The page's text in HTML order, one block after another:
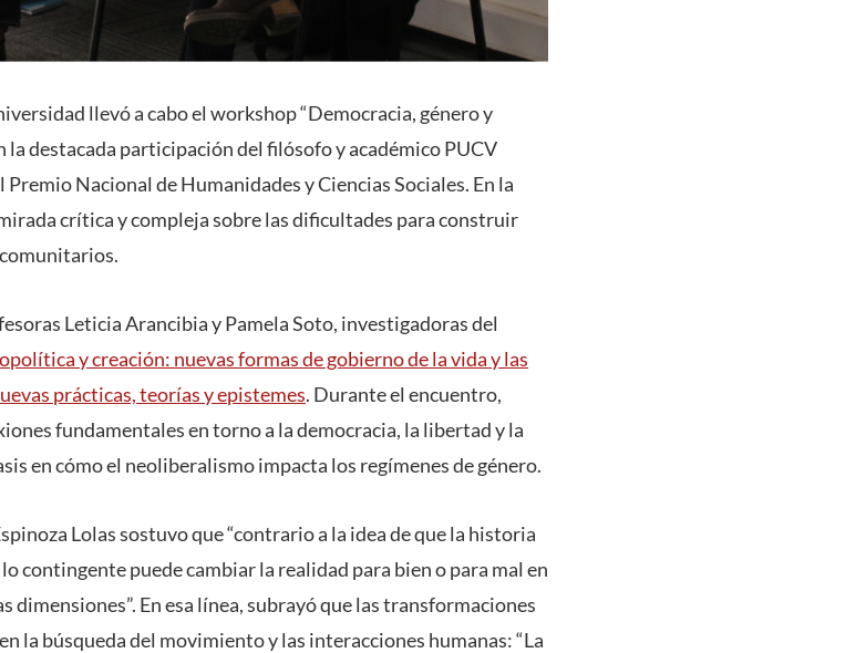
llevó a cabo el workshop “Democracia, género y
la destacada participación del filósofo y académico PUCV
Nacional de Humanidades y Ciencias Sociales. En la
crítica y compleja sobre las dificultades para construir
Leticia Arancibia y Pamela Soto, investigadoras del
y creación: nuevas formas de gobierno de la vida y las
prácticas, teorías y epistemes. Durante el encuentro,
fundamentales en torno a la democracia, la libertad y la
en cómo el neoliberalismo impacta los regímenes de género.
Lolas sostuvo que “contrario a la idea de que la historia
contingente puede cambiar la realidad para bien o para mal en
En esa línea, subrayó que las transformaciones
la búsqueda del movimiento y las interacciones humanas: “La